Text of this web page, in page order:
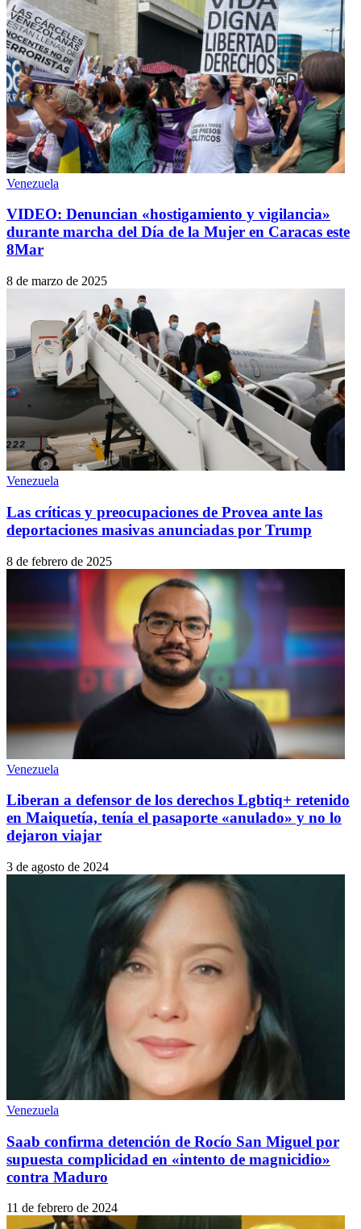
Venezuela
VIDEO: Denuncian «hostigamiento y vigilancia»
durante marcha del Día de la Mujer en Caracas este
8Mar
8 de marzo de 2025
Venezuela
Las críticas y preocupaciones de Provea ante las
deportaciones masivas anunciadas por Trump
8 de febrero de 2025
Venezuela
Liberan a defensor de los derechos Lgbtiq+ retenido
en Maiquetía, tenía el pasaporte «anulado» y no lo
dejaron viajar
3 de agosto de 2024
Venezuela
Saab confirma detención de Rocío San Miguel por
supuesta complicidad en «intento de magnicidio»
contra Maduro
11 de febrero de 2024